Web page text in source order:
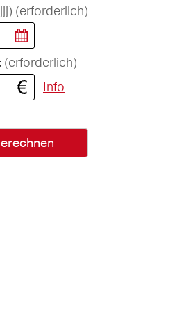
(erforderlich)
(erforderlich)
Info